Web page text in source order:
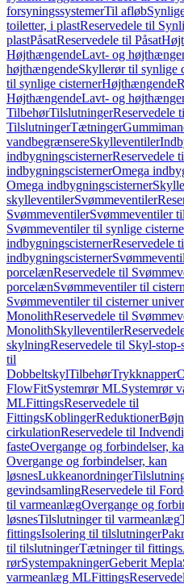
forsyningssystemerTil afløb
toiletter, i plastReservedele til
plastPåsatReservedele til Påsat
HøjthængendeLavt- og
højthængendeSkyllerør til synlige
til synlige cisternerHøjthængende
HøjthængendeLavt- og
TilbehørTilslutningerReservedele
TilslutningerTætninger
vandbegrænsereSkylleventiler
indbygningscisternerReservedele
indbygningscisternerOmega
Omega indbygningscisterner
skylleventilerSvømmeventiler
SvømmeventilerSvømmeventiler
Svømmeventiler til synlige
indbygningscisternerReservedele
indbygningscisterner
porcelænReservedele til
porcelænSvømmeventiler til
Svømmeventiler til cisterner
MonolithReservedele til
MonolithSkylleventiler
skylningReservedele til Skyl-
til
DobbeltskylTilbehørTrykknapper
FlowFitSystemrør MLSystemrør
MLFittingsReservedele til
FittingsKoblingerReduktioner
cirkulationReservedele til
fasteOvergange og forbindelser,
Overgange og forbindelser, kan
løsnesLukkeanordninger
gevindsamlingReservedele til
til varmeanlægOvergange og
løsnesTilslutninger til varmeanlæg
fittingsIsolering til tilslutninger
til tilslutningerTætninger til fittings
rørSystempakningerGeberit Mepla
varmeanlæg MLFittings